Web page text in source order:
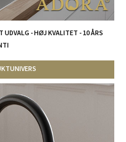
UDVALG - HØJ KVALITET - 10 ÅRS